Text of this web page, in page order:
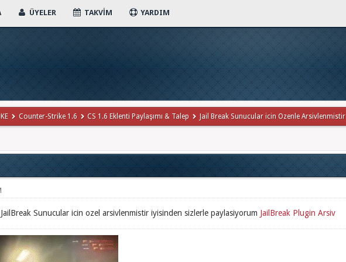
ÜYELER TAKVIM YARDIM
Counter-Strike 1.6 CS 1.6 Eklenti Paylaşımı & Talep Jail Break Sunucular icin Ozenle Arsivlenmistir
Sunucular icin ozel arsivlenmistir iyisinden sizlerle paylasiyorum JailBreak Plugin Arsiv